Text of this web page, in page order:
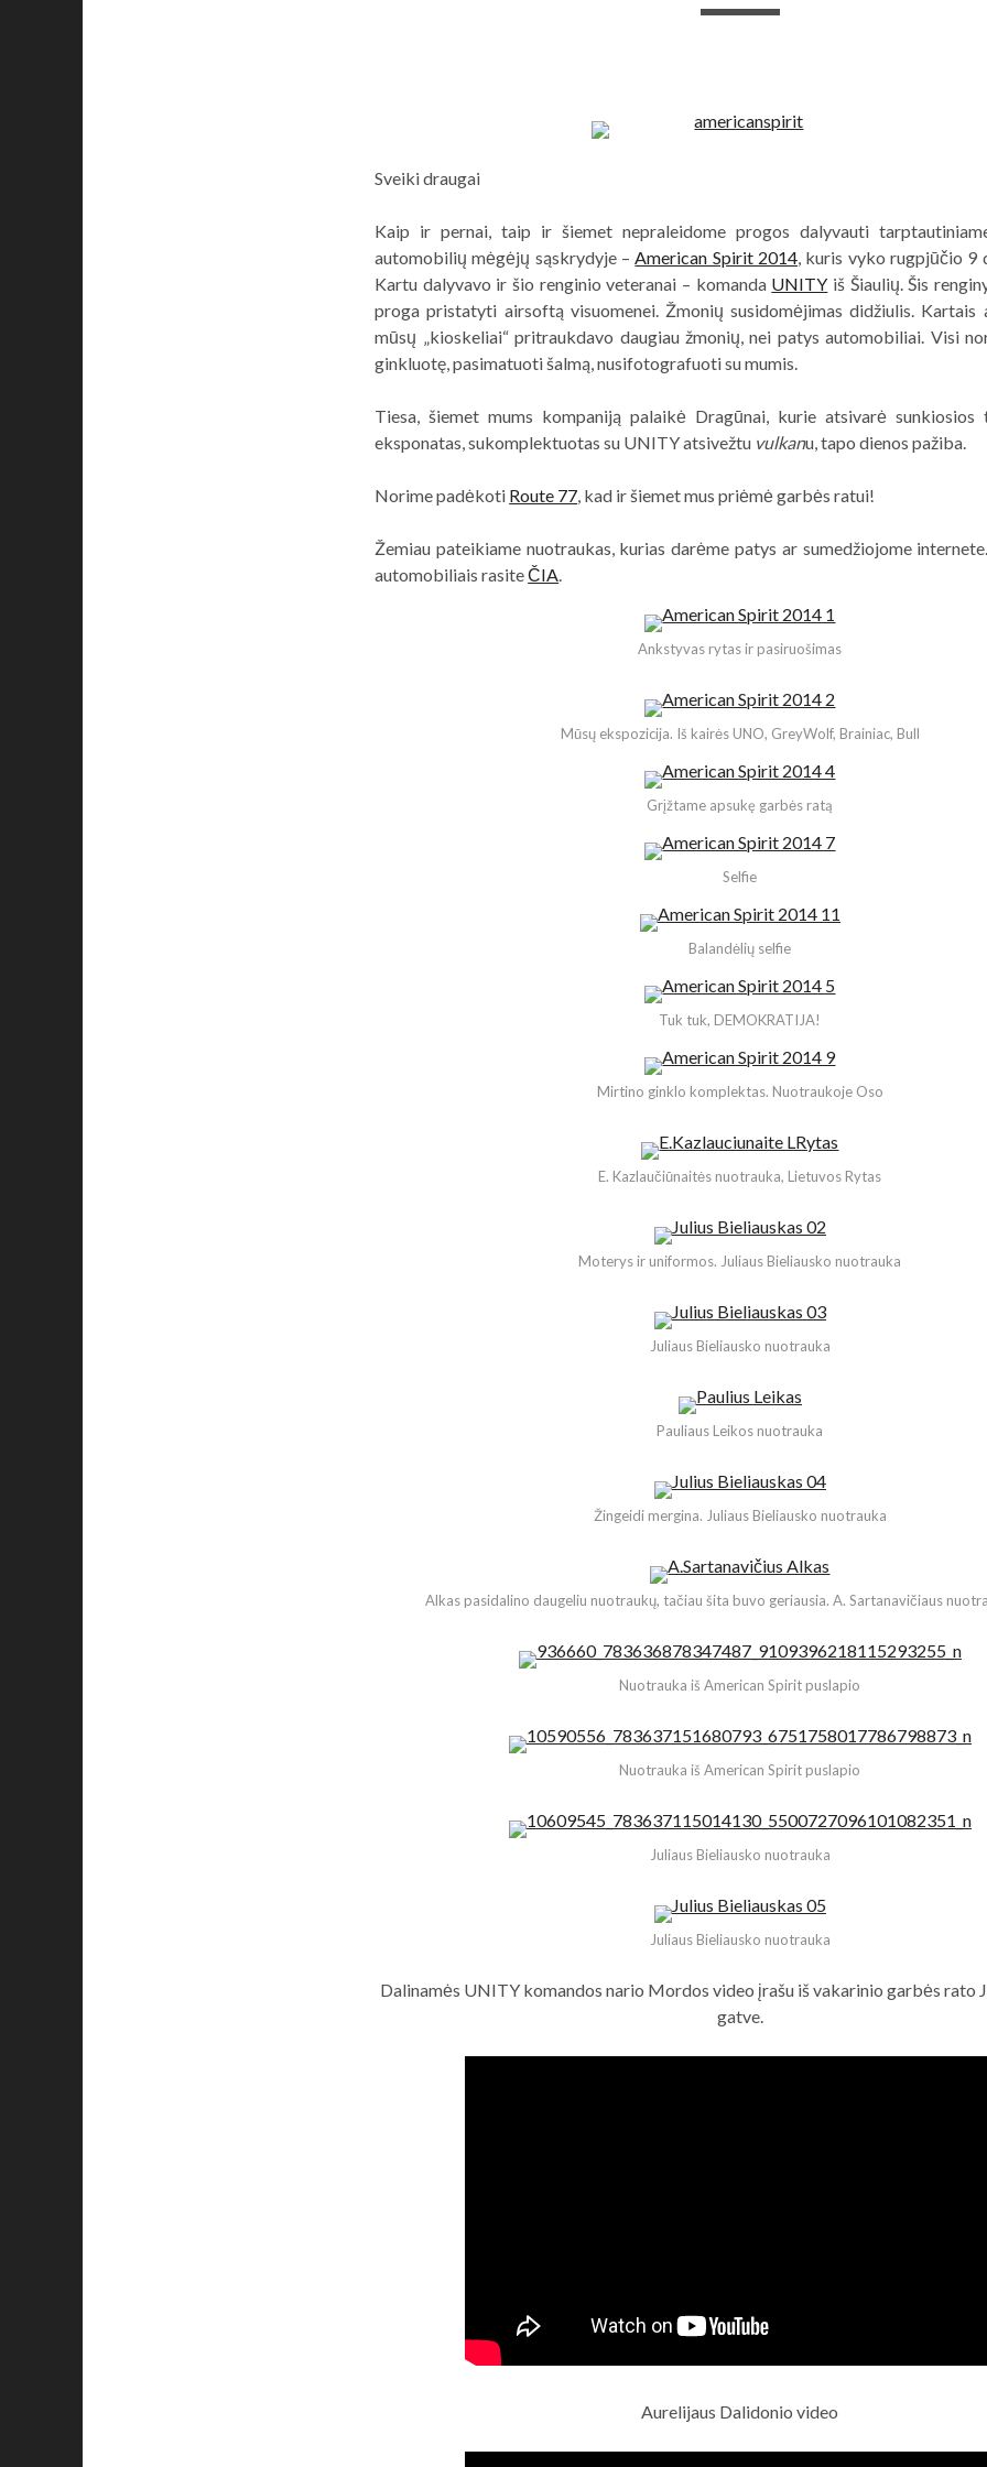
Sveiki draugai
Kaip ir pernai, taip ir šiemet nepraleidome progos dalyvauti
automobilių mėgėjų sąskrydyje –American Spirit 2014, kuris vyko rugpjūčio 9
Kartu dalyvavo ir šio renginio veteranai – komanda UNITY iš Šiaulių. Šis
proga pristatyti airsoftą visuomenei. Žmonių susidomėjimas didžiulis. Kartais
mūsų „kioskeliai“ pritraukdavo daugiau žmonių, nei patys automobiliai. Visi
ginkluotę, pasimatuoti šalmą, nusifotografuoti su mumis.
Tiesa, šiemet mums kompaniją palaikė Dragūnai, kurie atsivarė sunkiosios
eksponatas, sukomplektuotas su UNITY atsivežtu vulkanu, tapo dienos pažiba.
Norime padėkoti Route 77, kad ir šiemet mus priėmė garbės ratui!
Žemiau pateikiame nuotraukas, kurias darėme patys ar sumedžiojome
automobiliais rasiteČIA.
Ankstyvas rytas ir pasiruošimas
Mūsų ekspozicija. Iš kairės UNO, GreyWolf, Brainiac, Bull
Grįžtame apsukę garbės ratą
Selfie
Balandėlių selfie
Tuk tuk, DEMOKRATIJA!
Mirtino ginklo komplektas. Nuotraukoje Oso
E. Kazlaučiūnaitės nuotrauka, Lietuvos Rytas
Moterys ir uniformos. Juliaus Bieliausko nuotrauka
Juliaus Bieliausko nuotrauka
Pauliaus Leikos nuotrauka
Žingeidi mergina. Juliaus Bieliausko nuotrauka
Alkas pasidalino daugeliu nuotraukų, tačiau šita buvo geriausia. A. Sartanavičiaus
Nuotrauka iš American Spirit puslapio
Nuotrauka iš American Spirit puslapio
Juliaus Bieliausko nuotrauka
Juliaus Bieliausko nuotrauka
Dalinamės UNITY komandos nario Mordos video įrašu iš vakarinio garbės rato
gatve.
Aurelijaus Dalidonio video